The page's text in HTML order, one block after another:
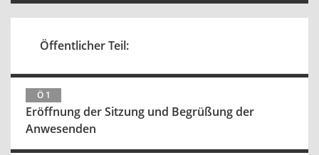
Öffentlicher Teil:
Ö 1
Eröffnung der Sitzung und Begrüßung der
Anwesenden